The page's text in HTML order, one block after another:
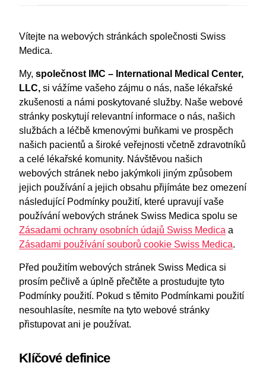
Vítejte na webových stránkách společnosti Swiss
Medica.
My, společnost IMC – International Medical Center,
LLC, si vážíme vašeho zájmu o nás, naše lékařské
zkušenosti a námi poskytované služby. Naše webové
stránky poskytují relevantní informace o nás, našich
službách a léčbě kmenovými buňkami ve prospěch
našich pacientů a široké veřejnosti včetně zdravotníků
a celé lékařské komunity. Návštěvou našich
webových stránek nebo jakýmkoli jiným způsobem
jejich používání a jejich obsahu přijímáte bez omezení
následující Podmínky použití, které upravují vaše
používání webových stránek Swiss Medica spolu se
Zásadami ochrany osobních údajů Swiss Medica a
Zásadami používání souborů cookie Swiss Medica.
Před použitím webových stránek Swiss Medica si
prosím pečlivě a úplně přečtěte a prostudujte tyto
Podmínky použití. Pokud s těmito Podmínkami použití
nesouhlasíte, nesmíte na tyto webové stránky
přistupovat ani je používat.
Klíčové definice